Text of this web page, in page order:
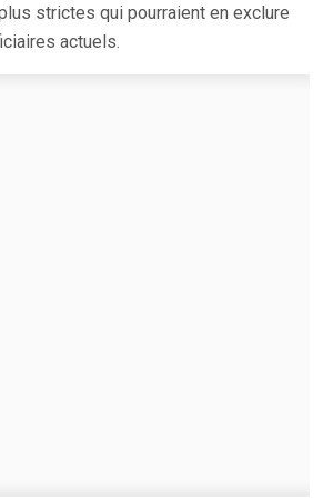
strictes qui pourraient en exclure
actuels.